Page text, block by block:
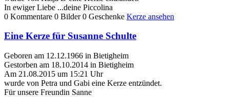
In ewiger Liebe ...deine Piccolina
0 Kommentare 0 Bilder 0 Geschenke Kerze ansehen
Eine Kerze für Susanne Schulte
Geboren am 12.12.1966 in Bietigheim
Gestorben am 18.10.2014 in Bietigheim
Am 21.08.2015 um 15:21 Uhr
wurde von Petra und Gabi eine Kerze entzündet.
Für unsere Freundin Sanne